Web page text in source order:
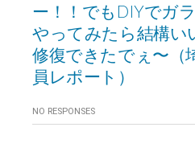
ー！！でもDIYでガ
やってみたら結構い
修復できたでぇ〜（
員レポート）
NO RESPONSES